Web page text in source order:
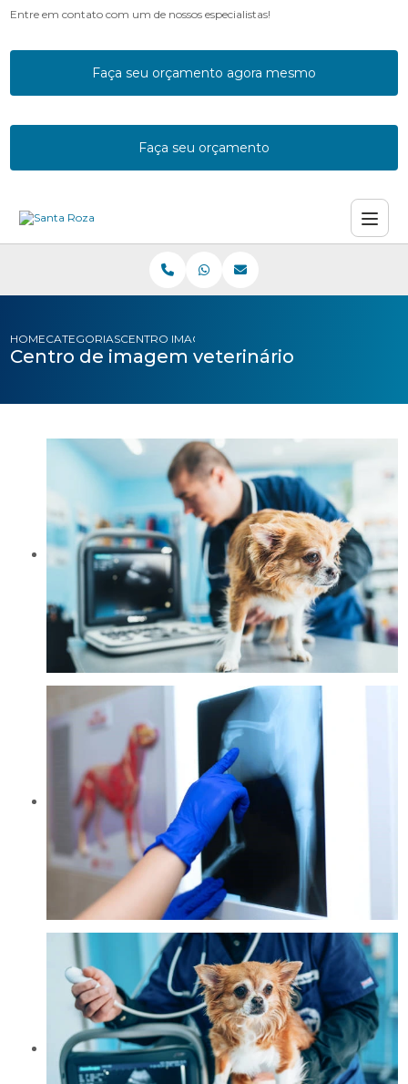
Entre em contato com um de nossos especialistas!
Faça seu orçamento agora mesmo
Faça seu orçamento
HOMECATEGORIASCENTRO IMAGEM VETERINARIO
Centro de imagem veterinário